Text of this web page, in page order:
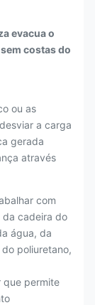
evacua o
costas do
ou as
a carga
gerada
através
com
da cadeira do
água, da
poliuretano,
que permite